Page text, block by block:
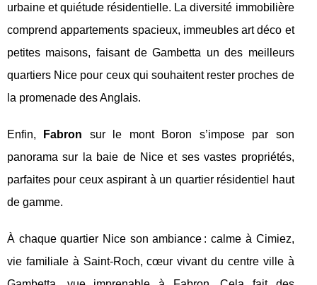
urbaine et quiétude résidentielle. La diversité immobilière
comprend appartements spacieux, immeubles art déco et
petites maisons, faisant de Gambetta un des meilleurs
quartiers Nice pour ceux qui souhaitent rester proches de
la promenade des Anglais.
Enfin, Fabron sur le mont Boron s’impose par son
panorama sur la baie de Nice et ses vastes propriétés,
parfaites pour ceux aspirant à un quartier résidentiel haut
de gamme.
À chaque quartier Nice son ambiance : calme à Cimiez,
vie familiale à Saint-Roch, cœur vivant du centre ville à